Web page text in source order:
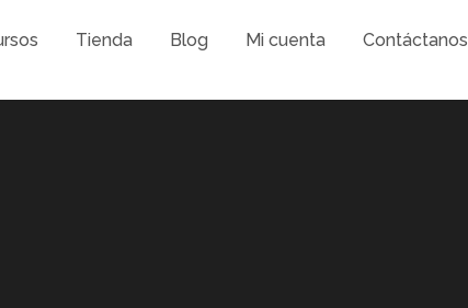
Tienda Blog Mi cuenta Contáctanos